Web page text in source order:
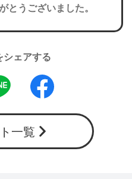
とうございました。
シェアする
LINE
一覧